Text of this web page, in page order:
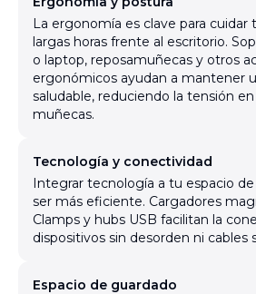
La ergonomía es clave para cuidar
largas horas frente al escritorio.
o laptop, reposamuñecas y otros
ergonómicos ayudan a mantener
saludable, reduciendo la tensión
muñecas.
Tecnología y conectividad
Integrar tecnología a tu espacio
ser más eficiente. Cargadores
Clamps y hubs USB facilitan la
dispositivos sin desorden ni cables
Espacio de guardado